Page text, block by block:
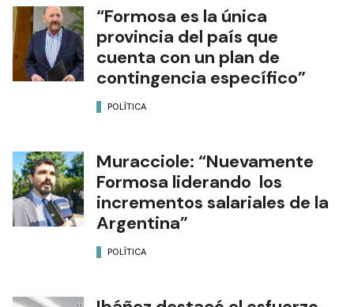
“Formosa es la única
provincia del país que
cuenta con un plan de
contingencia específico”
POLÍTICA
Muracciole: “Nuevamente
Formosa liderando los
incrementos salariales de la
Argentina”
POLÍTICA